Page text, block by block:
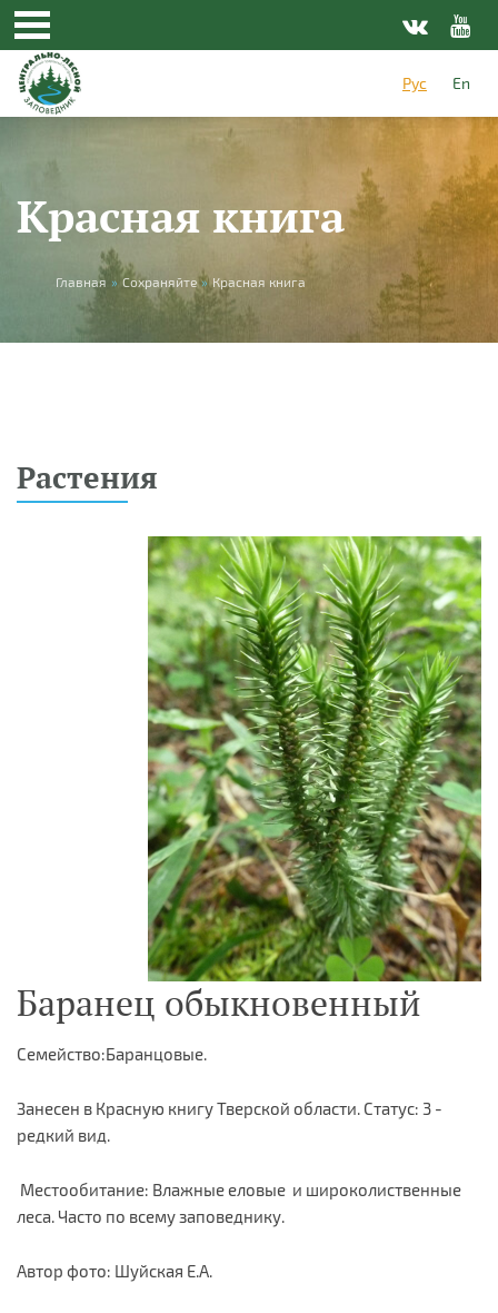
Перейти к основному содержанию
Рус
En
Красная книга
Вы здесь
Главная » Сохраняйте » Красная книга
Растения
Баранец обыкновенный
Семейство:Баранцовые.
Занесен в Красную книгу Тверской области. Статус: 3 -
редкий вид.
Местообитание: Влажные еловые и широколиственные
леса. Часто по всему заповеднику.
Автор фото: Шуйская Е.А.